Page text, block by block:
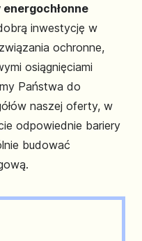
inwestycję w
ochronne,
osiągnięciami
Państwa do
naszej oferty, w
odpowiednie bariery
budować